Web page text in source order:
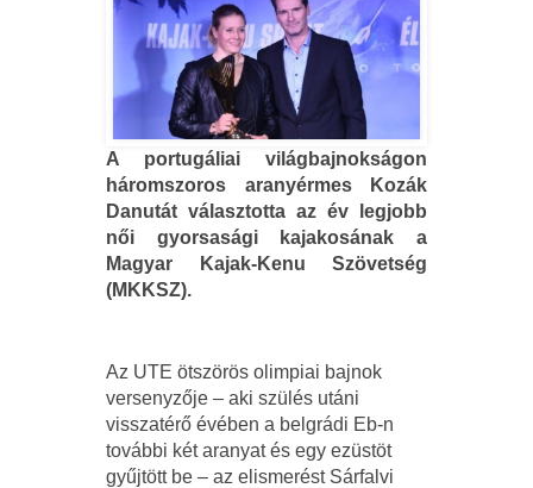
A portugáliai világbajnokságon
háromszoros aranyérmes Kozák
Danutát választotta az év legjobb
női gyorsasági kajakosának a
Magyar Kajak-Kenu Szövetség
(MKKSZ).
Az UTE ötszörös olimpiai bajnok
versenyzője – aki szülés utáni
visszatérő évében a belgrádi Eb-n
további két aranyat és egy ezüstöt
gyűjtött be – az elismerést Sárfalvi